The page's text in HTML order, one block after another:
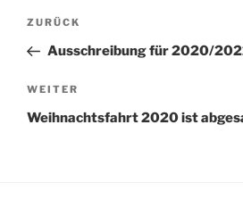
Beitragsnavigation
Vorheriger
Beitrag
ZURÜCK
Ausschreibung für 2020/
Nächster
Beitrag
WEITER
Weihnachtsfahrt 2020 ist